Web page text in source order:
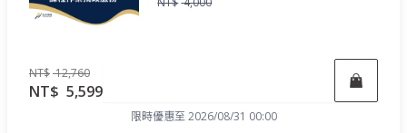
NT$12,760
NT$ 5,599
限時優惠至 2026/08/31 00:00